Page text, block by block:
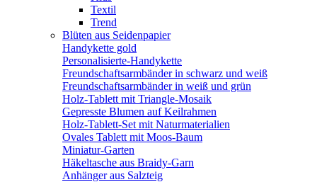
Textil
Trend
Blüten aus Seidenpapier
Handykette gold
Personalisierte-Handykette
Freundschaftsarmbänder in schwarz und weiß
Freundschaftsarmbänder in weiß und grün
Holz-Tablett mit Triangle-Mosaik
Gepresste Blumen auf Keilrahmen
Holz-Tablett-Set mit Naturmaterialien
Ovales Tablett mit Moos-Baum
Miniatur-Garten
Häkeltasche aus Braidy-Garn
Anhänger aus Salzteig